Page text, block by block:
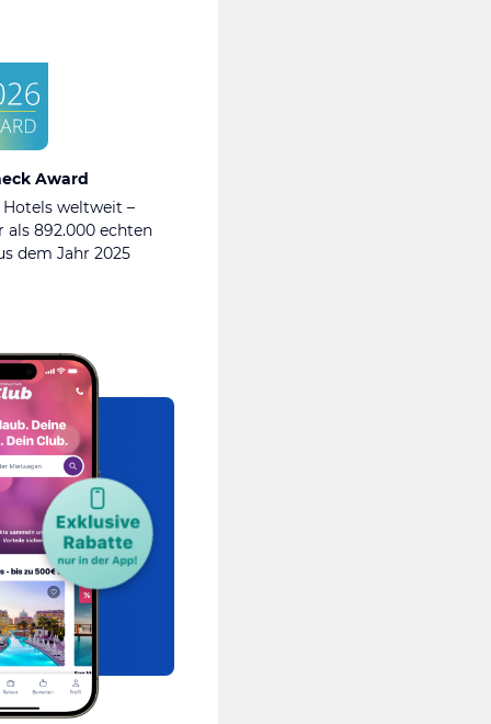
Award
weltweit –
als 892.000 echten
dem Jahr 2025